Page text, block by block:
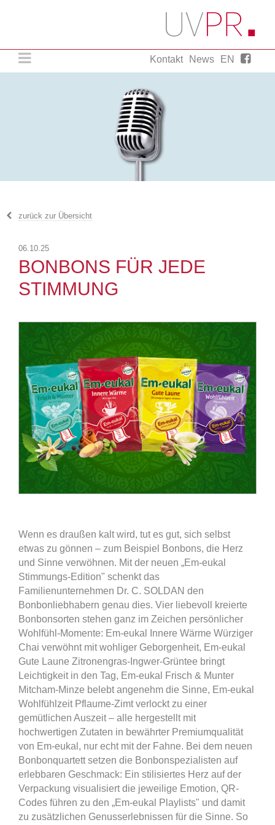
Kontakt News EN
Agentur für strategische Presse- und
Öffentlichkeitsarbeit.
UVPR. Einfach ein wenig mehr.
zurück zur Übersicht
06.10.25
BONBONS FÜR JEDE
STIMMUNG
Wenn es draußen kalt wird, tut es gut, sich selbst
etwas zu gönnen – zum Beispiel Bonbons, die Herz
und Sinne verwöhnen. Mit der neuen „Em-eukal
Stimmungs-Edition" schenkt das
Familienunternehmen Dr. C. SOLDAN den
Bonbonliebhabern genau dies. Vier liebevoll kreierte
Bonbonsorten stehen ganz im Zeichen persönlicher
Wohlfühl-Momente: Em-eukal Innere Wärme Würziger
Chai verwöhnt mit wohliger Geborgenheit, Em-eukal
Gute Laune Zitronengras-Ingwer-Grüntee bringt
Leichtigkeit in den Tag, Em-eukal Frisch & Munter
Mitcham-Minze belebt angenehm die Sinne, Em-eukal
Wohlfühlzeit Pflaume-Zimt verlockt zu einer
gemütlichen Auszeit – alle hergestellt mit
hochwertigen Zutaten in bewährter Premiumqualität
von Em-eukal, nur echt mit der Fahne. Bei dem neuen
Bonbonquartett setzen die Bonbonspezialisten auf
erlebbaren Geschmack: Ein stilisiertes Herz auf der
Verpackung visualisiert die jeweilige Emotion, QR-
Codes führen zu den „Em-eukal Playlists" und damit
zu zusätzlichen Genusserlebnissen für die Sinne. So